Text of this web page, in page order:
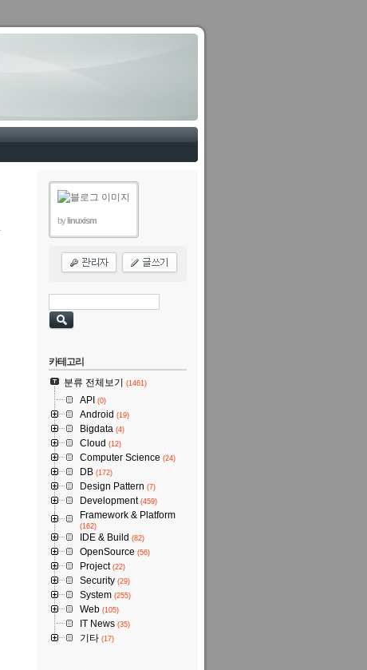
bylinuxism
카테고리
분류 전체보기
(1461)
API (0)
Android (19)
Bigdata (4)
Cloud (12)
Computer Science (24)
DB (172)
Design Pattern (7)
Development(459)
Framework & Platform
(162)
IDE & Build (82)
OpenSource (56)
Project(22)
Security (29)
System (255)
Web (105)
IT News (35)
기타 (17)